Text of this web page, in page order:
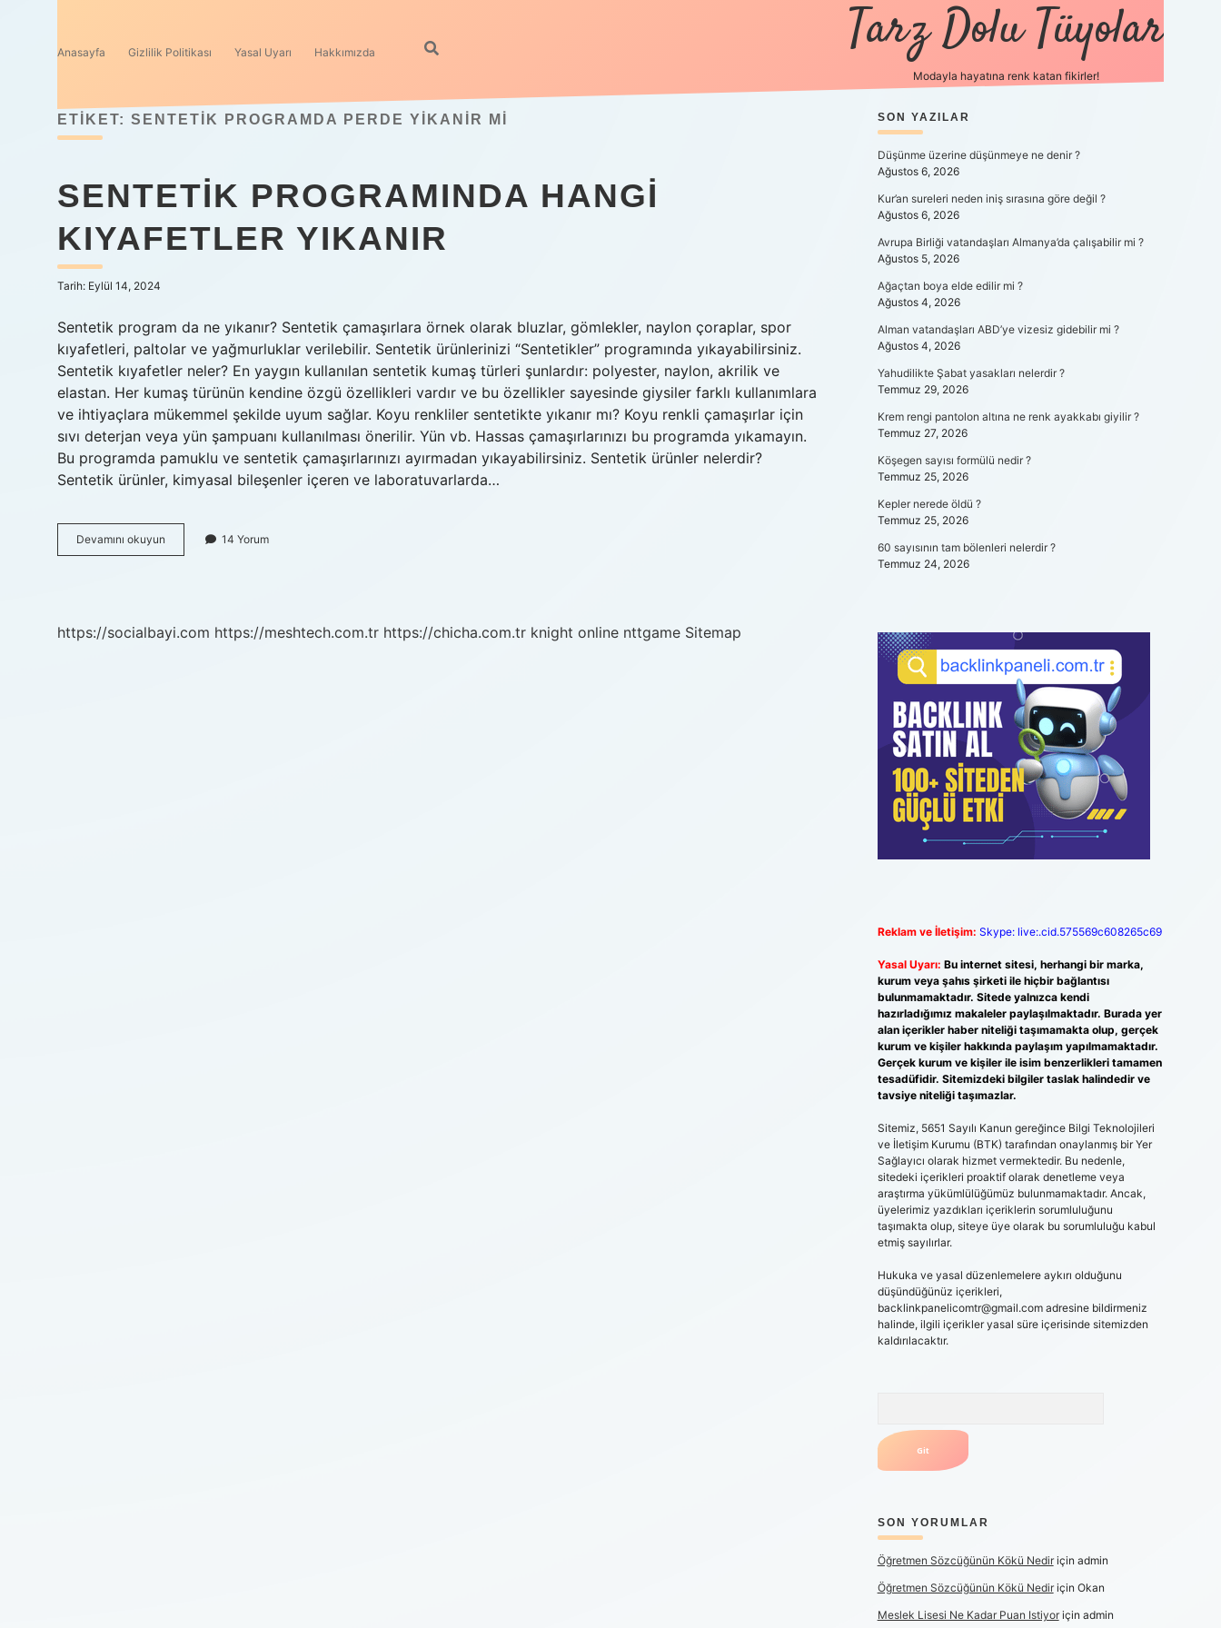
Anasayfa Gizlilik Politikası Yasal Uyarı Hakkımızda Tarz Dolu Tüyolar
Modayla hayatına renk katan fikirler!
ETIKET: SENTETIK PROGRAMDA PERDE YIKANIR MI
SENTETIK PROGRAMINDA HANGI
KIYAFETLER YIKANIR
Tarih: Eylül 14, 2024
Sentetik program da ne yıkanır? Sentetik çamaşırlara örnek olarak bluzlar, gömlekler, naylon çoraplar, spor
kıyafetleri, paltolar ve yağmurluklar verilebilir. Sentetik ürünlerinizi “Sentetikler” programında yıkayabilirsiniz.
Sentetik kıyafetler neler? En yaygın kullanılan sentetik kumaş türleri şunlardır: polyester, naylon, akrilik ve
elastan. Her kumaş türünün kendine özgü özellikleri vardır ve bu özellikler sayesinde giysiler farklı kullanımlara
ve ihtiyaçlara mükemmel şekilde uyum sağlar. Koyu renkliler sentetikte yıkanır mı? Koyu renkli çamaşırlar için
sıvı deterjan veya yün şampuanı kullanılması önerilir. Yün vb. Hassas çamaşırlarınızı bu programda yıkamayın.
Bu programda pamuklu ve sentetik çamaşırlarınızı ayırmadan yıkayabilirsiniz. Sentetik ürünler nelerdir?
Sentetik ürünler, kimyasal bileşenler içeren ve laboratuvarlarda…
Devamını okuyun Sentetik
Programında
14 Yorum
https://socialbayi.com https://meshtech.com.tr https://chicha.com.tr knight online nttgame Sitemap
SIDEBAR
SON YAZILAR
Düşünme üzerine düşünmeye ne denir ?
Ağustos 6, 2026
Kur’an sureleri neden iniş sırasına göre değil ?
Ağustos 6, 2026
Avrupa Birliği vatandaşları Almanya’da çalışabilir mi ?
Ağustos 5, 2026
Ağaçtan boya elde edilir mi ?
Ağustos 4, 2026
Alman vatandaşları ABD’ye vizesiz gidebilir mi ?
Ağustos 4, 2026
Yahudilikte Şabat yasakları nelerdir ?
Temmuz 29, 2026
Krem rengi pantolon altına ne renk ayakkabı giyilir ?
Temmuz 27, 2026
Köşegen sayısı formülü nedir ?
Temmuz 25, 2026
Kepler nerede öldü ?
Temmuz 25, 2026
60 sayısının tam bölenleri nelerdir ?
Temmuz 24, 2026
Reklam ve İletişim: Skype: live:.cid.575569c608265c69
Yasal Uyarı: Bu internet sitesi, herhangi bir marka,
kurum veya şahıs şirketi ile hiçbir bağlantısı
bulunmamaktadır. Sitede yalnızca kendi
hazırladığımız makaleler paylaşılmaktadır. Burada yer
alan içerikler haber niteliği taşımamakta olup, gerçek
kurum ve kişiler hakkında paylaşım yapılmamaktadır.
Gerçek kurum ve kişiler ile isim benzerlikleri tamamen
tesadüfidir. Sitemizdeki bilgiler taslak halindedir ve
tavsiye niteliği taşımazlar.
Sitemiz, 5651 Sayılı Kanun gereğince Bilgi Teknolojileri
ve İletişim Kurumu (BTK) tarafından onaylanmış bir Yer
Sağlayıcı olarak hizmet vermektedir. Bu nedenle,
sitedeki içerikleri proaktif olarak denetleme veya
araştırma yükümlülüğümüz bulunmamaktadır. Ancak,
üyelerimiz yazdıkları içeriklerin sorumluluğunu
taşımakta olup, siteye üye olarak bu sorumluluğu kabul
etmiş sayılırlar.
Hukuka ve yasal düzenlemelere aykırı olduğunu
düşündüğünüz içerikleri,
backlinkpanelicomtr@gmail.comadresine bildirmeniz
halinde, ilgili içerikler yasal süre içerisinde sitemizden
kaldırılacaktır.
SON YORUMLAR
Öğretmen Sözcüğünün Kökü Nediriçin admin
Öğretmen Sözcüğünün Kökü Nediriçin Okan
Meslek Lisesi Ne Kadar Puan Istiyoriçin admin